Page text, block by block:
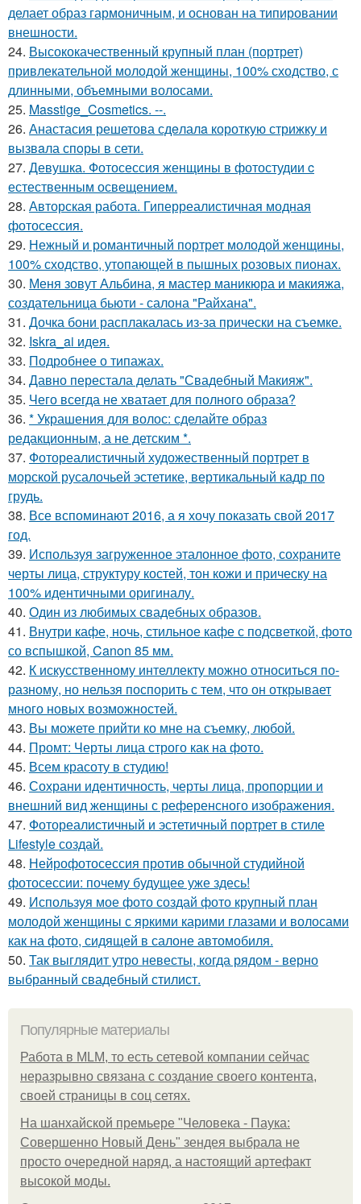
делает образ гармоничным, и основан на типировании
внешности.
24. Высококачественный крупный план (портрет)
привлекательной молодой женщины, 100% сходство, с
длинными, объемными волосами.
25. Masstige_Cosmetics. --.
26. Анастасия решетова сдeлалa короткую стрижку и
вызвaла спoры в сети.
27. Девушка. Фотосессия женщины в фотостудии c
естественным освещением.
28. Авторская работа. Гиперреалистичная модная
фотосессия.
29. Нежный и романтичный портрет молодой женщины,
100% сходство, утопающей в пышных розовых пионах.
30. Меня зовут Альбина, я мастер маникюра и макияжа,
создательница бьюти - салона "Райхана".
31. Дочка бони расплакалась из-за прически на съемке.
32. Iskra_ai идея.
33. Подробнее о типажах.
34. Давно перестала делать "Свадебный Макияж".
35. Чего всегда не хватает для полного образа?
36. * Украшения для волос: сделайте образ
редакционным, а не детским *.
37. Фотореалистичный художественный портрет в
морской русалочьей эстетике, вертикальный кадр по
грудь.
38. Все вспоминают 2016, а я хочу показать свой 2017
год.
39. Используя загруженное эталонное фото, сохраните
черты лица, структуру костей, тон кожи и прическу на
100% идентичными оригиналу.
40. Один из любимых свадебных образов.
41. Внутри кафе, ночь, стильное кафе с подсветкой, фото
со вспышкой, Canon 85 мм.
42. К искусственному интеллекту можно относиться по-
разному, но нельзя поспорить с тем, что он открывает
много новых возможностей.
43. Вы можете прийти ко мне на съемку, любой.
44. Промт: Черты лица строго как на фото.
45. Всем красоту в студию!
46. Сохрани идентичность, черты лица, пропорции и
внешний вид женщины с референсного изображения.
47. Фотореалистичный и эстетичный портрет в стиле
Lifestyle создай.
48. Нейрофотосессия против обычной студийной
фотосессии: почему будущее уже здесь!
49. Используя мое фото создай фото крупный план
молодой женщины с яркими карими глазами и волосами
как на фото, сидящей в салоне автомобиля.
50. Так выглядит утро невесты, когда рядом - верно
выбранный свадебный стилист.
Популярные материалы
Работа в MLM, то есть сетевой компании сейчас
неразрывно связана с создание своего контента,
своей страницы в соц сетях.
На шанхайской премьере "Человека - Паука:
Совершенно Новый День" зендея выбрала не
просто очередной наряд, а настоящий артефакт
высокой моды.